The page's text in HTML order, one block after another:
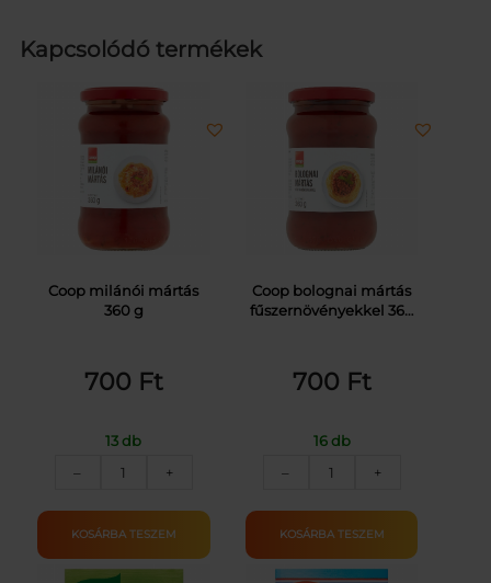
Kapcsolódó termékek
Coop milánói mártás
360 g
700 Ft
13 db
–
COOP
MÁRTÁS
360G
+
KOSÁRBA TESZEM
Coop bolognai mártás
fűszernövényekkel 360
700 Ft
16 db
–
COOP
MÁRTÁS
360G
+
KOSÁRBA TESZEM